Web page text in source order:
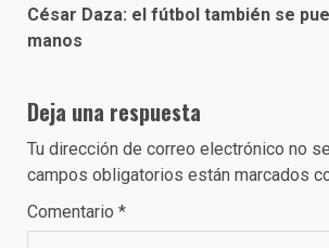
César Daza: el fútbol también se
manos
Deja una respuesta
Tu dirección de correo electrónico no
campos obligatorios están marcados
Comentario *